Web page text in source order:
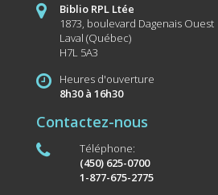
Biblio RPL Ltée
1873, boulevard Dagenais Ouest
Laval (Québec)
H7L 5A3
Heures d'ouverture
8h30 à 16h30
Contactez-nous
Téléphone:
(450) 625-0700
1-877-675-2775